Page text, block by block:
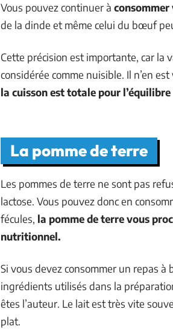
Vous pouvez continuer à consommer
de la dinde et même celui du bœuf
Cette précision est importante, car la
considérée comme nuisible. Il n’en
la cuisson est totale pour
La pomme de terre
Les pommes de terre ne sont pas
lactose. Vous pouvez donc en
fécules, la pomme de terre vous
nutritionnel.
Si vous devez consommer un repas
ingrédients utilisés dans la
êtes l’auteur. Le lait est très vite
plat.